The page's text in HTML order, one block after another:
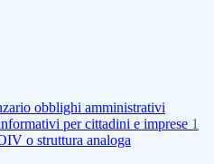
obblighi amministrativi
per cittadini e imprese 1
o struttura analoga